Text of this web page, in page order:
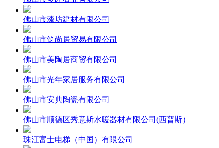
佛山市漆坊建材有限公司
佛山市筑尚居贸易有限公司
佛山市美陶居商贸有限公司
佛山市光年家居服务有限公司
佛山市安典陶瓷有限公司
佛山市顺德区秀意斯水暖器材有限公司(西普斯）
珠江富士电梯（中国）有限公司